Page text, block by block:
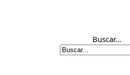
Buscar...